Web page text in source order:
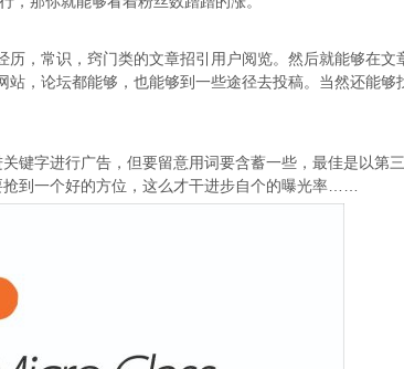
，常识，窍门类的文章招引用户阅览。然后就能够在文
，论坛都能够，也能够到一些途径去投稿。当然还能够
字进行广告，但要留意用词要含蓄一些，最佳是以第
到一个好的方位，这么才干进步自个的曝光率……